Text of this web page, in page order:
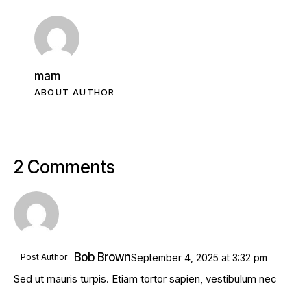
mam
ABOUT AUTHOR
2 Comments
Post Author Bob BrownSeptember 4, 2025 at 3:32 pm
Sed ut mauris turpis. Etiam tortor sapien, vestibulum nec